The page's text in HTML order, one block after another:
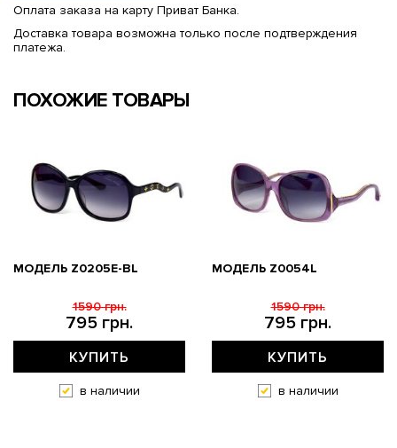
Оплата заказа на карту Приват Банка.
Доставка товара возможна только после подтверждения
платежа.
ПОХОЖИЕ ТОВАРЫ
МОДЕЛЬ Z0205E-BL
795 грн.
1590 грн.
КУПИТЬ
в наличии
МОДЕЛЬ Z0054L
795 грн.
1590 грн.
КУПИТЬ
в наличии